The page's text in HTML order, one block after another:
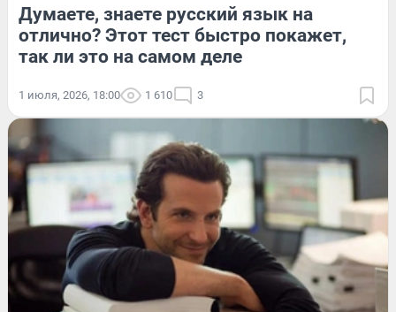
Думаете, знаете русский язык на
отлично? Этот тест быстро покажет,
так ли это на самом деле
1 июля, 2026, 18:00 1 610 3